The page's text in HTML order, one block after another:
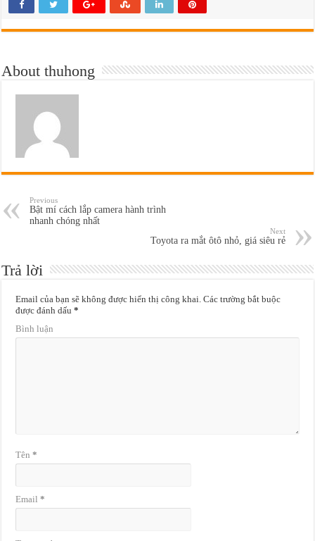
About thuhong
Previous
Bật mí cách lắp camera hành trình
nhanh chóng nhất
Next
Toyota ra mắt ôtô nhỏ, giá siêu rẻ
Trả lời
Email của bạn sẽ không được hiển thị công khai. Các trường bắt buộc
được đánh dấu*
Bình luận
Tên*
Email*